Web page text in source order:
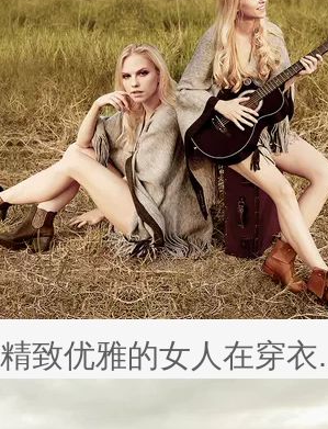
因为经常迁就他人，
实......